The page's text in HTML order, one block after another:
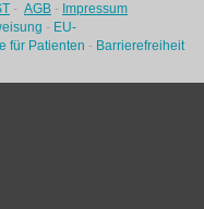
- AGB - Impressum
- EU-
für Patienten - Barrierefreiheit